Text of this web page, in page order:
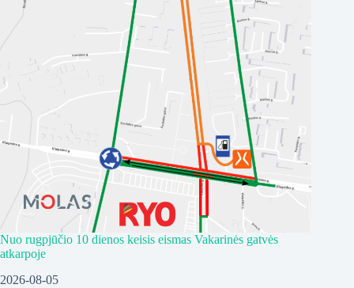
Nuo rugpjūčio 10 dienos keisis eismas Vakarinės gatvės
atkarpoje
2026-08-05